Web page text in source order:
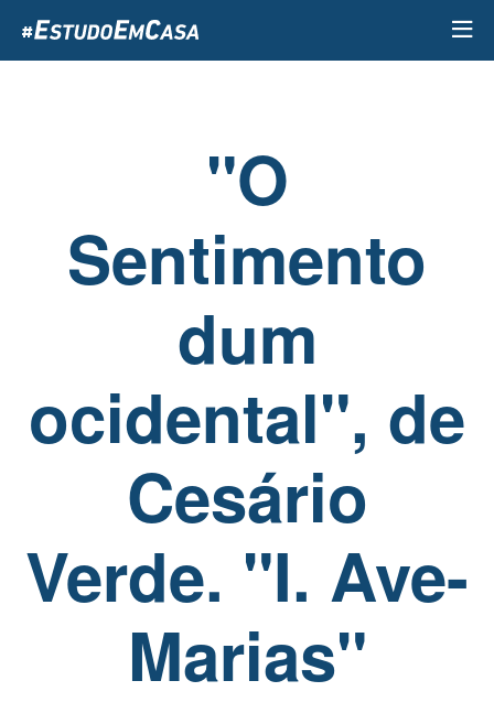
para
o
"O
Sentimento
dum
ocidental", de
Cesário
Verde. "I. Ave-
Marias"